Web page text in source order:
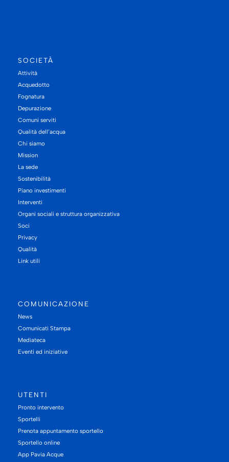
SOCIETÀ
Attività
Acquedotto
Fognatura
Depurazione
Comuni serviti
Qualità dell’acqua
Chi siamo
Mission
La sede
Sostenibilità
Piano investimenti
Interventi
Organi sociali e struttura organizzativa
Soci
Privacy
Qualità
Link utili
COMUNICAZIONE
News
Comunicati Stampa
Mediateca
Eventi ed iniziative
UTENTI
Pronto intervento
Sportelli
Prenota appuntamento sportello
Sportello online
App Pavia Acque